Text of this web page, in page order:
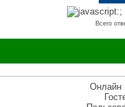
Всего
Онлайн